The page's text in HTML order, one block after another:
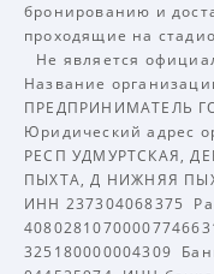
бронированию и
проходящие на
Не является
Название
ПРЕДПРИНИМАТЕЛЬ
Юридический адрес
РЕСП УДМУРТСКАЯ,
ПЫХТА, Д НИЖНЯЯ
ИНН 237304068375
325180000004309